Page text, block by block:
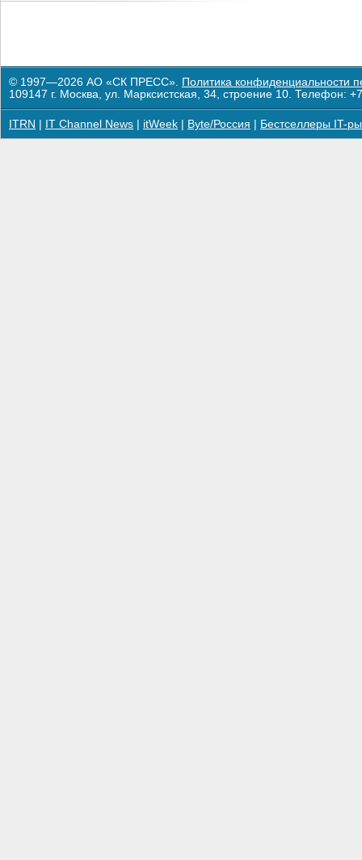
© 1997—2026 АО «СК ПРЕСС». Политика конфиденциальности
109147 г. Москва, ул. Марксистская, 34, строение 10. Телефон:
ITRN IT Channel News itWeek Byte/Россия Бестселлеры IT-